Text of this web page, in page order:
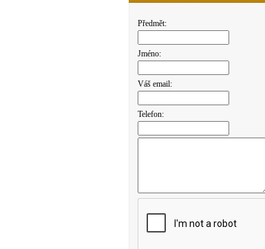
Předmět:
Jméno:
Váš email:
Telefon: